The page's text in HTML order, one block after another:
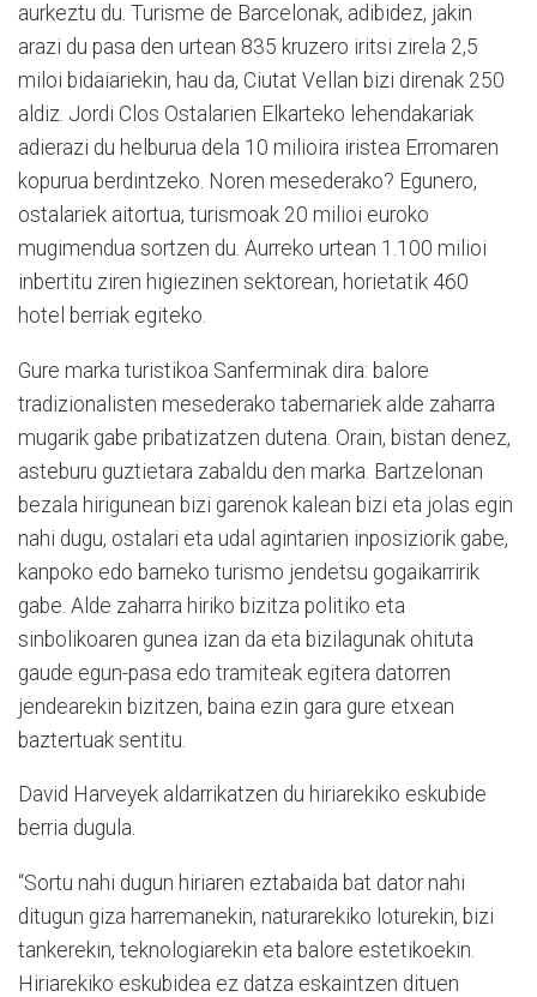
aurkeztu du. Turisme de Barcelonak, adibidez, jakin
arazi du pasa den urtean 835 kruzero iritsi zirela 2,5
miloi bidaiariekin, hau da, Ciutat Vellan bizi direnak 250
aldiz. Jordi Clos Ostalarien Elkarteko lehendakariak
adierazi du helburua dela 10 milioira iristea Erromaren
kopurua berdintzeko. Noren mesederako? Egunero,
ostalariek aitortua, turismoak 20 milioi euroko
mugimendua sortzen du. Aurreko urtean 1.100 milioi
inbertitu ziren higiezinen sektorean, horietatik 460
hotel berriak egiteko.
Gure marka turistikoa Sanferminak dira: balore
tradizionalisten mesederako tabernariek alde zaharra
mugarik gabe pribatizatzen dutena. Orain, bistan denez,
asteburu guztietara zabaldu den marka. Bartzelonan
bezala hirigunean bizi garenok kalean bizi eta jolas egin
nahi dugu, ostalari eta udal agintarien inposiziorik gabe,
kanpoko edo barneko turismo jendetsu gogaikarririk
gabe. Alde zaharra hiriko bizitza politiko eta
sinbolikoaren gunea izan da eta bizilagunak ohituta
gaude egun-pasa edo tramiteak egitera datorren
jendearekin bizitzen, baina ezin gara gure etxean
baztertuak sentitu.
David Harveyek aldarrikatzen du hiriarekiko eskubide
berria dugula.
“Sortu nahi dugun hiriaren eztabaida bat dator nahi
ditugun giza harremanekin, naturarekiko loturekin, bizi
tankerekin, teknologiarekin eta balore estetikoekin.
Hiriarekiko eskubidea ez datza eskaintzen dituen